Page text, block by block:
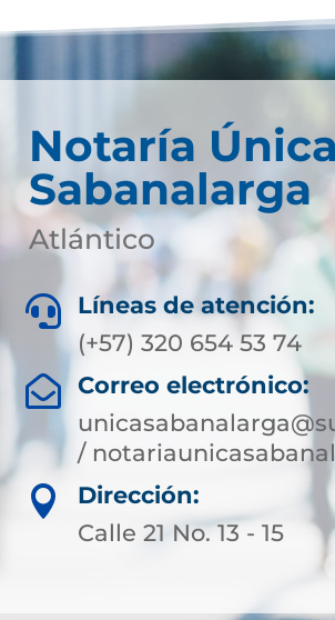
Notaría
Sabanalarga
Atlántico

Líneas de atención:
(+57) 320 654 53 74

Correo electrónico:
/

Dirección:
Calle 21 No. 13 - 15